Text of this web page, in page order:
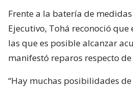
Frente a la batería de
Ejecutivo, Tohá reconoció
las que es posible alcanzar
manifestó reparos respecto
“Hay muchas posibilidades